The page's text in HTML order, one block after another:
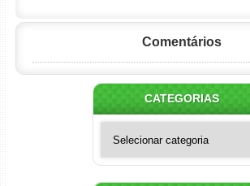
Comentários
CATEGORIAS